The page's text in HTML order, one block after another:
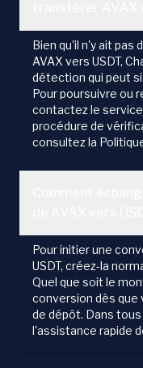
Bien qu'il n'y ait pas
AVAX vers USDT,
détection qui peut
Pour poursuivre ou
contactez le
procédure de
consultez la
Pour initier une
USDT, créez-la
Quel que soit le
conversion dès
de dépôt. Dans
l'assistance rapide